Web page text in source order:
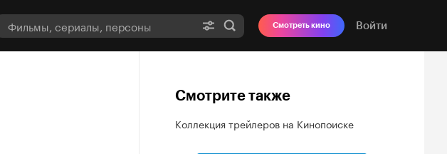
Смотреть кино Войти
Смотрите также
Коллекция трейлеров на Кинопоиске